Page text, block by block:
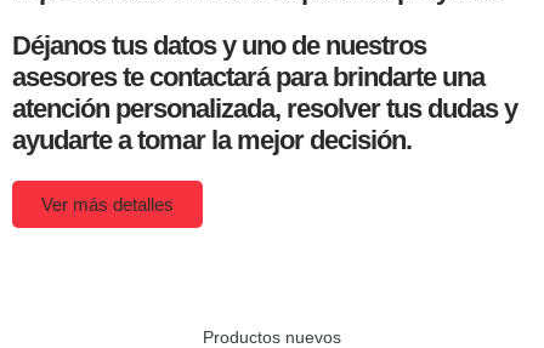
Déjanos tus datos y uno de nuestros
asesores te contactará para brindarte una
atención personalizada, resolver tus dudas y
ayudarte a tomar la mejor decisión.
Ver más detalles
Productos nuevos